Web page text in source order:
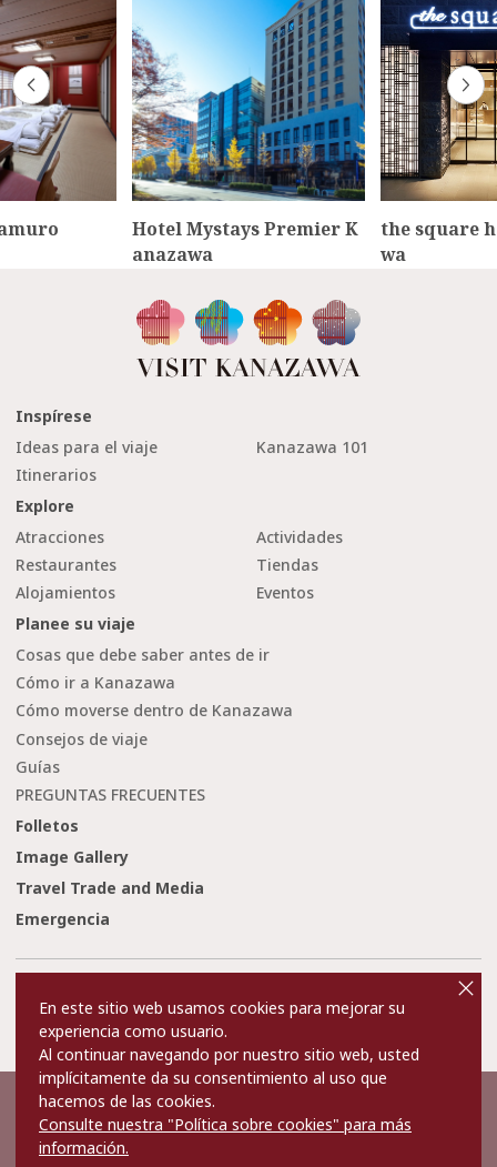
Hotel Mystays Premier K
anazawa
the square
wa
Inspírese
Ideas para el viaje
Kanazawa 101
Itinerarios
Explore
Atracciones
Actividades
Restaurantes
Tiendas
Alojamientos
Eventos
Planee su viaje
Cosas que debe saber antes de ir
Cómo ir a Kanazawa
Cómo moverse dentro de Kanazawa
Consejos de viaje
Guías
PREGUNTAS FRECUENTES
Folletos
Image Gallery
Travel Trade and Media
Emergencia
Privacy and Cookie Policy
Sobre nosotros
Contact Us
©2022 Kanazawa City Tourism Association.
The copyright for the Website contents is held by the Association.
It is forbidden to replicate or reprint the contents of the Website
En este sitio web usamos cookies para mejorar su
experiencia como usuario.
Al continuar navegando por nuestro sitio web, usted
implícitamente da su consentimiento al uso que
hacemos de las cookies.
Consulte nuestra "Política sobre cookies" para más
información.
cl
o
s